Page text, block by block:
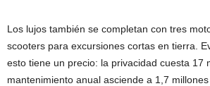
Los lujos también se completan con tres
scooters para excursiones cortas en tierra.
esto tiene un precio: la privacidad cuesta 17
mantenimiento anual asciende a 1,7 millones